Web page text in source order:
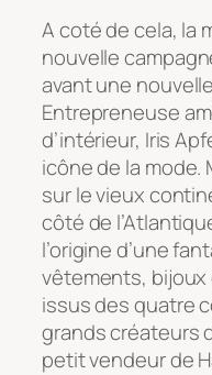
A coté de cela, la
nouvelle
avant une
Entrepreneuse
d’intérieur, Iris
icône de la
sur le vieux
côté de
l’origine d’une
vêtements,
issus des quatre
grands créateurs
petit vendeur de